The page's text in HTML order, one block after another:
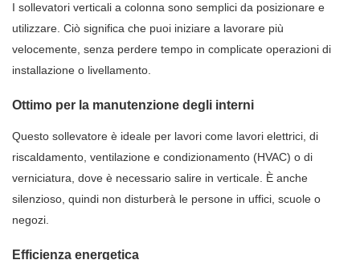
I sollevatori verticali a colonna sono semplici da posizionare e
utilizzare. Ciò significa che puoi iniziare a lavorare più
velocemente, senza perdere tempo in complicate operazioni di
installazione o livellamento.
Ottimo per la manutenzione degli interni
Questo sollevatore è ideale per lavori come lavori elettrici, di
riscaldamento, ventilazione e condizionamento (HVAC) o di
verniciatura, dove è necessario salire in verticale. È anche
silenzioso, quindi non disturberà le persone in uffici, scuole o
negozi.
Efficienza energetica